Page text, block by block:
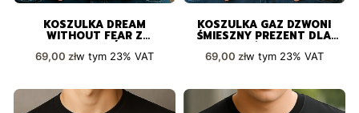
KOSZULKA DREAM
WITHOUT FEAR Z
ŁAPACZEM SNÓW DLA
MARZYCIELI I ARTYSTÓW
Cena brutto
69,00 złw tym 23%VAT
KOSZULKA GAZ DZWONI
ŚMIESZNY PREZENT DLA
KAŻDEGO
Cena brutto
69,00 złw tym 23% VAT